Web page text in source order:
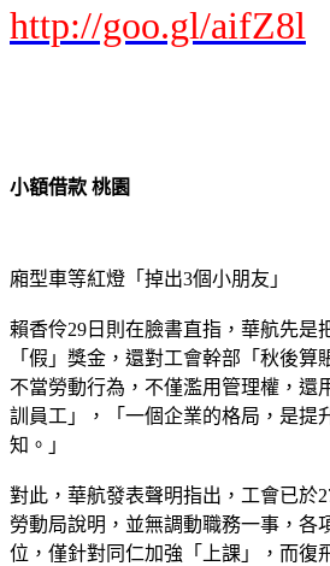
http://goo.gl/aifZ8l
小額借款 桃園
廂型車等紅燈「掉出3個小朋友」
賴香伶29日則在臉書直指，華航先是
「假」獎金，還對工會幹部「秋後算
不當勞動行為，不僅濫用管理權，還
訓員工」，「一個企業的格局，是提
知。」
對此，華航發表聲明指出，工會已於
勞動局說明，並無調動職務一事，各
位，僅針對同仁加強「上課」，而復